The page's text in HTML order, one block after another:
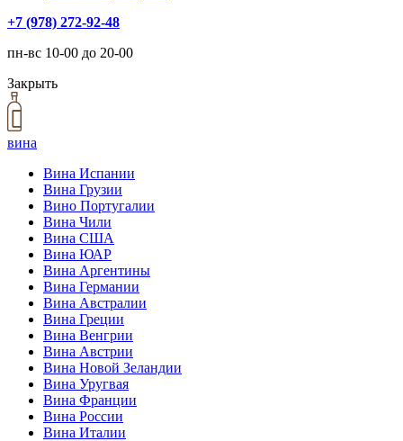
+7 (978) 272-92-48
пн-вс 10-00 до 20-00
Закрыть
вина
Вина Испании
Вина Грузии
Вино Португалии
Вина Чили
Вина США
Вина ЮАР
Вина Аргентины
Вина Германии
Вина Австралии
Вина Греции
Вина Венгрии
Вина Австрии
Вина Новой Зеландии
Вина Уругвая
Вина Франции
Вина России
Вина Италии